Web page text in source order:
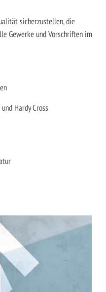
sicherzustellen, die
Gewerke und Vorschriften im
Hardy Cross